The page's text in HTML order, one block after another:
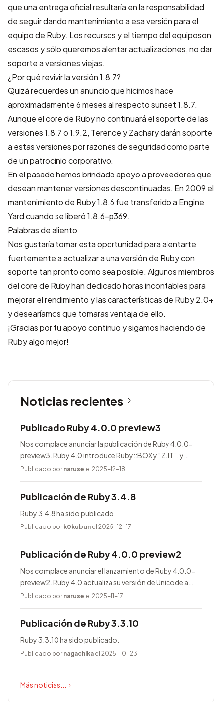
que una entrega oficial resultaría en la responsabilidad
de seguir dando mantenimiento a esa versión para el
equipo de Ruby. Los recursos y el tiempo del equiposon
escasos y sólo queremos alentar actualizaciones, no dar
soporte a versiones viejas.
¿Por qué revivir la versión 1.8.7?
Quizá recuerdes un anuncio que hicimos hace
aproximadamente 6 meses al respectosunset 1.8.7.
Aunque el core de Ruby no continuará el soporte de las
versiones 1.8.7 o 1.9.2, Terence y Zachary darán soporte
a estas versiones por razones de seguridad como parte
de un patrocinio corporativo.
En el pasado hemos brindado apoyo a proveedores que
desean mantener versiones descontinuadas. En 2009 el
mantenimiento de Ruby 1.8.6 fue transferido a Engine
Yard cuando se liberó 1.8.6-p369.
Palabras de aliento
Nos gustaría tomar esta oportunidad para alentarte
fuertemente a actualizar a una versión de Ruby con
soporte tan pronto como sea posible. Algunos miembros
del core de Ruby han dedicado horas incontables para
mejorar el rendimiento y las características de Ruby 2.0+
y desearíamos que tomaras ventaja de ello.
¡Gracias por tu apoyo continuo y sigamos haciendo de
Ruby algo mejor!
Noticias recientes
Publicado Ruby 4.0.0 preview3
Nos complace anunciar la publicación de Ruby 4.0.0-
preview3. Ruby 4.0 introduce Ruby::BOX y “ZJIT”, y
agrega muchas mejoras.
Publicado por naruse el 2025-12-18
Publicación de Ruby 3.4.8
Ruby 3.4.8 ha sido publicado.
Publicado por k0kubun el 2025-12-17
Publicación de Ruby 4.0.0 preview2
Nos complace anunciar el lanzamiento de Ruby 4.0.0-
preview2. Ruby 4.0 actualiza su versión de Unicode a
17.0.0, entre otras novedades.
Publicado por naruse el 2025-11-17
Publicación de Ruby 3.3.10
Ruby 3.3.10 ha sido publicado.
Publicado por nagachika el 2025-10-23
Más noticias...